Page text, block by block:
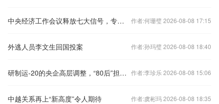
中央经济工作会议释放七大信号，专家火线解读 作者:何珊璧 2026-08-08 17:15
外逃人员李文生回国投案 作者:孙玛璧 2026-08-08 18:40
研制运-20的央企高层调整，“80后”担任总经理 作者:李珍乐 2026-08-08 15:06
中越关系再上“新高度”令人期待 作者:虞彬玛 2026-08-08 18:35